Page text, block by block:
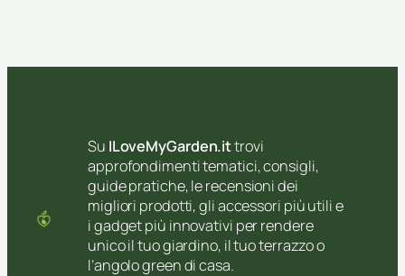
Su ILoveMyGarden.ittrovi
approfondimenti tematici, consigli,
guide pratiche, le recensioni dei
migliori prodotti, gli accessori più utili e
i gadget più innovativi per rendere
unico il tuo giardino, il tuo terrazzo o
l’angolo green di casa.